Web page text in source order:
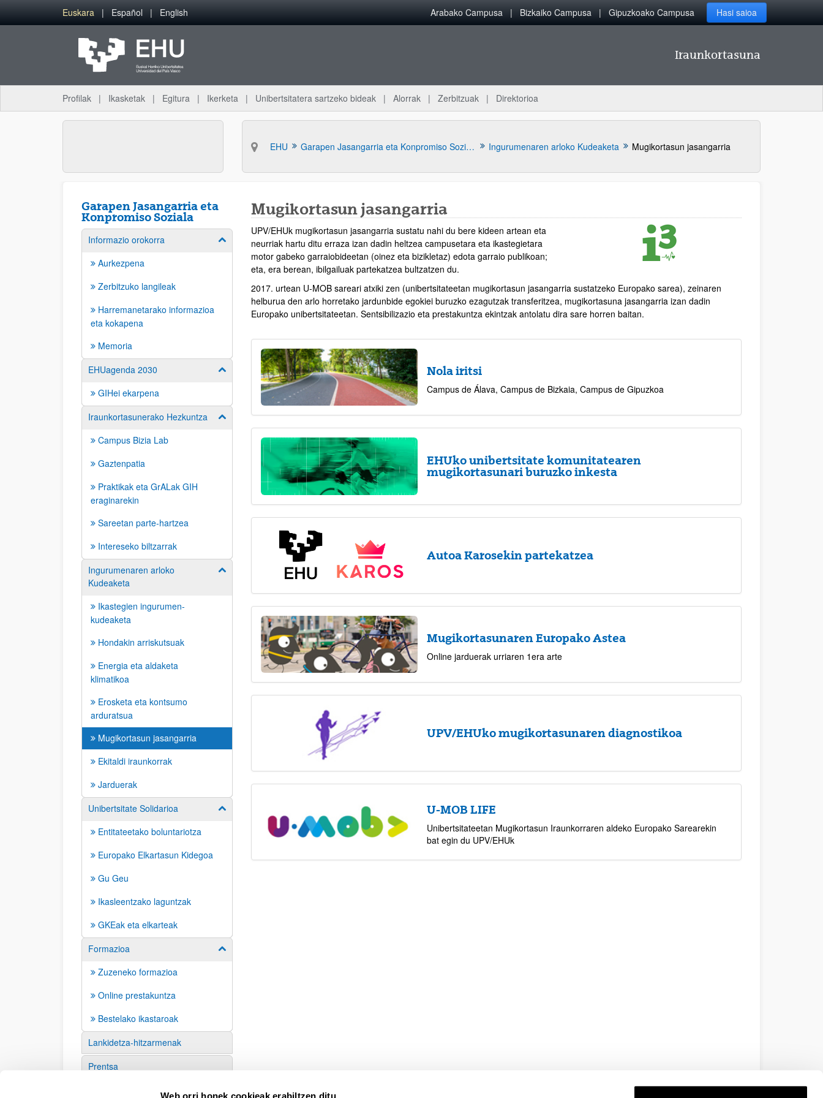
Web orri honek cookieak erabiltzen ditu
Eduki nagusira joan
Euskara Español English Arabako Campusa Bizkaiko Campusa Gipuzkoako Campusa Hasi saioa
Iraunkortasuna
Profilak Ikasketak Egitura Ikerketa Unibertsitatera sartzeko bideak Alorrak Zerbitzuak Direktorioa
EHU Garapen Jasangarria eta Konpromiso Soziala Ingurumenaren arloko Kudeaketa Mugikortasun jasangarria
Garapen Jasangarria eta
Konpromiso Soziala
Informazio orokorra Erakutsi/izkutatu azpiorriak
Aurkezpena
Zerbitzuko langileak
Harremanetarako informazioa
eta kokapena
Memoria
EHUagenda 2030
Erakutsi/izkutatu azpiorriak
GIHei ekarpena
Iraunkortasunerako Hezkuntza
Erakutsi/izkutatu azpiorriak
Campus Bizia Lab
Gaztenpatia
Praktikak eta GrALak GIH
eraginarekin
Sareetan parte-hartzea
Intereseko biltzarrak
Ingurumenaren arloko
Kudeaketa
Erakutsi/izkutatu azpiorriak
Ikastegien ingurumen-
kudeaketa
Hondakin arriskutsuak
Energia eta aldaketa
klimatikoa
Erosketa eta kontsumo
arduratsua
Mugikortasun jasangarria
Ekitaldi iraunkorrak
Jarduerak
Unibertsitate Solidarioa
Erakutsi/izkutatu azpiorriak
Entitateetako boluntariotza
Europako Elkartasun Kidegoa
Gu Geu
Ikasleentzako laguntzak
GKEak eta elkarteak
Formazioa
Erakutsi/izkutatu azpiorriak
Zuzeneko formazioa
Online prestakuntza
Bestelako ikastaroak
Lankidetza-hitzarmenak
Prentsa
Mugikortasun jasangarria
UPV/EHUk mugikortasun jasangarria sustatu nahi du bere kideen artean eta
neurriak hartu ditu erraza izan dadin heltzea campusetara eta ikastegietara
motor gabeko garraiobideetan (oinez eta bizikletaz) edota garraio publikoan;
eta, era berean, ibilgailuak partekatzea bultzatzen du.
2017. urtean U‑MOB sareari atxiki zen (unibertsitateetan mugikortasun jasangarria sustatzeko Europako sarea), zeinaren
helburua den arlo horretako jardunbide egokiei buruzko ezagutzak transferitzea, mugikortasuna jasangarria izan dadin
Europako unibertsitateetan. Sentsibilizazio eta prestakuntza ekintzak antolatu dira sare horren baitan.
Nola iritsi
Campus de Álava, Campus de Bizkaia, Campus de Gipuzkoa
EHUko unibertsitate komunitatearen
mugikortasunari buruzko inkesta
Autoa Karosekin partekatzea
Mugikortasunaren Europako Astea
Online jarduerak urriaren 1era arte
UPV/EHUko mugikortasunaren diagnostikoa
U-MOB LIFE
Unibertsitateetan Mugikortasun Iraunkorraren aldeko Europako Sarearekin
bat egin du UPV/EHUk